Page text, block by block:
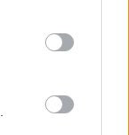
e lidhur me
në Dubai
ekstrem,